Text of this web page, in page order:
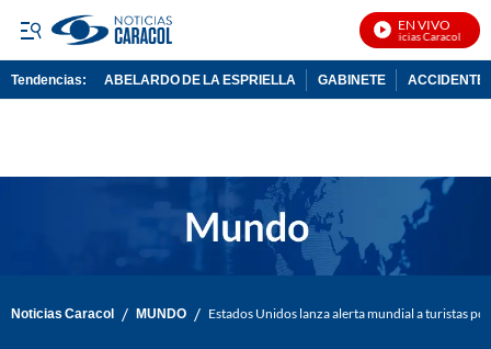
EN VIVO
Noticias Caracol En
Tendencias: ABELARDO DE LA ESPRIELLA GABINETE ACCIDENTE
Noticias Caracol / MUNDO / Estados Unidos lanza alerta mundial a turistas